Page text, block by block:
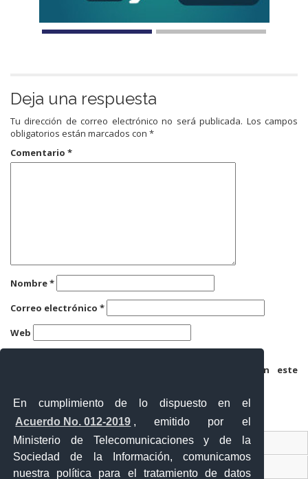
En cumplimiento de lo dispuesto en el
Acuerdo No. 012-2019 , emitido por el
Ministerio de Telecomunicaciones y de la
Sociedad de la Información, comunicamos
nuestra política para el tratamiento de datos
Deja una respuesta
Tu dirección de correo electrónico no será publicada. Los campos
obligatorios están marcados con *
Comentario *
Nombre*
Correo electrónico *
Web
Guarda mi nombre, correo electrónico y web en este
Ventanilla Única Virtual
Ventanilla Única de Comercio Exterior